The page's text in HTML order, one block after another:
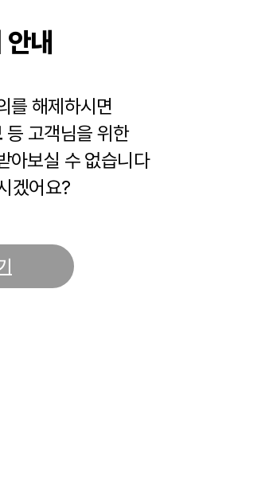
내
를 해제하시면
등 고객님을 위한
아보실 수 없습니다
겠어요?